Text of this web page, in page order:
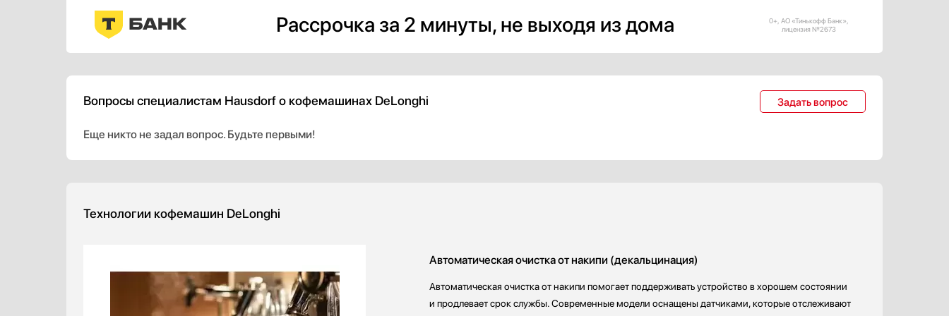
Рассрочка за 2 минуты, не выходя из дома
0+, АО «Тинькофф Банк»,
лицензия №2673
Вопросы специалистам Hausdorf о кофемашинах DeLonghi
Еще никто не задал вопрос. Будьте первыми!
Задать вопрос
Технологии кофемашин DeLonghi
Автоматическая очистка от накипи (декальцинация)
Автоматическая очистка от накипи помогает поддерживать устройство в хорошем состоянии
и продлевает срок службы. Современные модели оснащены датчиками, которые отслеживают